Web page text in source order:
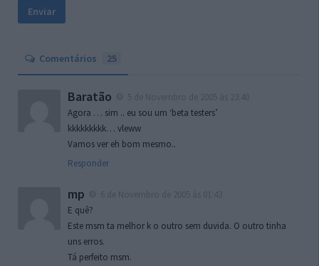
Comentários 25
Baratão
Agora … sim .. eu sou um ‘beta testers’
kkkkkkkkk… vleww
Vamos ver eh bom mesmo..
Responder
mp
E quê?
Este msm ta melhor k o outro sem duvida. O outro tinha
uns erros.
Tá perfeito msm.